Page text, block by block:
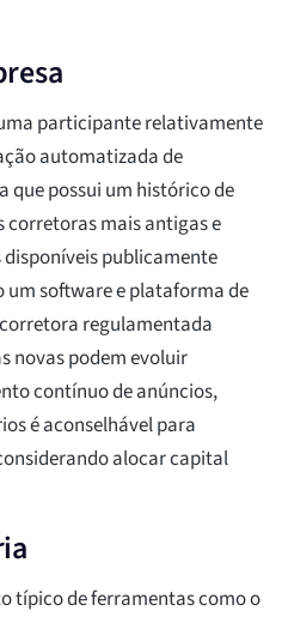
participante relativamente
automatizada de
que possui um histórico de
corretoras mais antigas e
publicamente
um software e plataforma de
regulamentada
novas podem evoluir
contínuo de anúncios,
é aconselhável para
alocar capital
típico de ferramentas como o